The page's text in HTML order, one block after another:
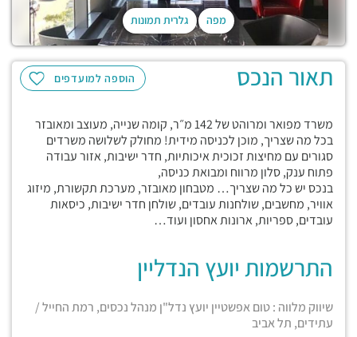
מפה גלרית תמונות
הוספה למועדפים תאור הנכס
משרד מפואר ומרוהט של 142 מ״ר, קומה שנייה, מעוצב ומאובזר
בכל מה שצריך, מוכן לכניסה מידית! מחולק לשלושה משרדים
סגורים עם מחיצות זכוכית איכותיות, חדר ישיבות, אזור עבודה
פתוח ענק, סלון מרווח ומבואת כניסה,
בנכס יש כל מה שצריך… מטבחון מאובזר, מערכת תקשורת, מיזוג
אוויר, מחשבים, שולחנות עובדים, שולחן חדר ישיבות, כיסאות
עובדים, ספריות, ארונות אחסון ועוד…
התרשמות יועץ הנדליין
שיווק מלווה : טום אפשטיין יועץ נדל"ן מנהל נכסים, רמת החייל /
עתידים, תל אביב